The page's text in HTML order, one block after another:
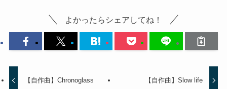
よかったらシェアしてね！
【自作曲】Chronoglass 【自作曲】Slow life